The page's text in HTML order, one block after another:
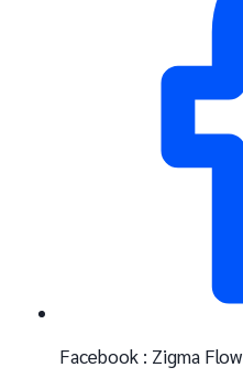
Facebook : Zigma Flow